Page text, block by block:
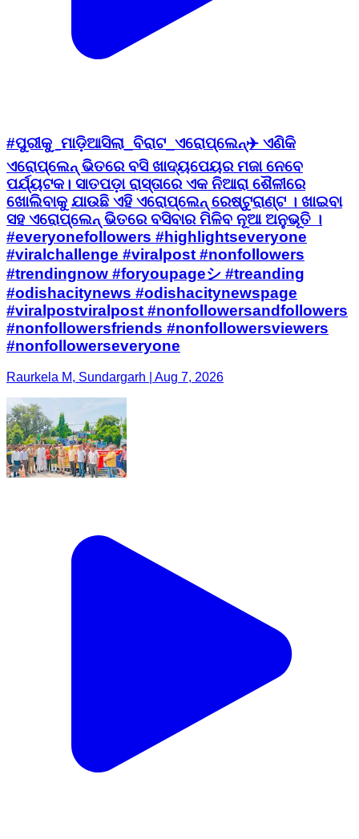
#ପୁରୀକୁ_ମାଡ଼ିଆସିଲା_ବିରାଟ_ଏରୋପ୍ଲେନ୍✈️ ଏଣିକି
#everyonefollowers #highlightseveryone
#viralchallenge #viralpost #nonfollowers
#trendingnow #foryoupageシ #treanding
#odishacitynews #odishacitynewspage
#viralpostviralpost #nonfollowersandfollowers
#nonfollowersfriends #nonfollowersviewers
#nonfollowerseveryone
Raurkela M, Sundargarh | Aug 7, 2026
ବିକ୍ରି ହେଲା ଏଲ୍‌ଆଇସି ଅଂଶଧନ; ୩୧,୫୫୨ କୋଟି ଟଙ୍କା
ରାଜସ୍ବ ସଂଗ୍ରହ ବିକ୍ରି ହୋଇଛି ଭାରତୀୟ ଜୀବନ ବୀମା ନିଗମ